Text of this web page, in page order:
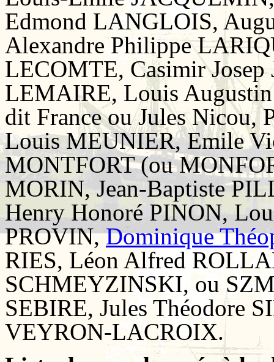
Edmond LANGLOIS,
Alexandre Philippe
LECOMTE, Casimir Josep
LEMAIRE, Louis
dit France ou Jules
Louis MEUNIER, Emile
MONTFORT (ou
MORIN, Jean-Baptiste
Henry Honoré PINON,
PROVIN,Dominique
RIES, Léon Alfred
SCHMEYZINSKI, ou
SEBIRE, Jules Théodore
VEYRON-LACROIX.